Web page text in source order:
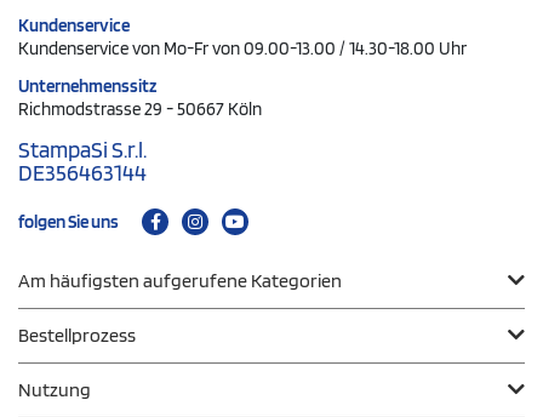
Kundenservice
Kundenservice von Mo-Fr von 09.00-13.00 / 14.30-18.00 Uhr
Unternehmenssitz
Richmodstrasse 29 - 50667 Köln
StampaSi S.r.l.
DE356463144
folgen Sie uns
Am häufigsten aufgerufene Kategorien
Bestellprozess
Nutzung